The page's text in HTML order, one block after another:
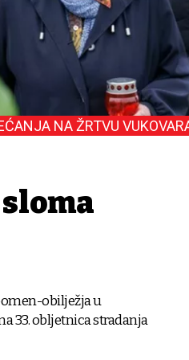
NA ŽRTVU
obilježja u
33. obljetnica stradanja